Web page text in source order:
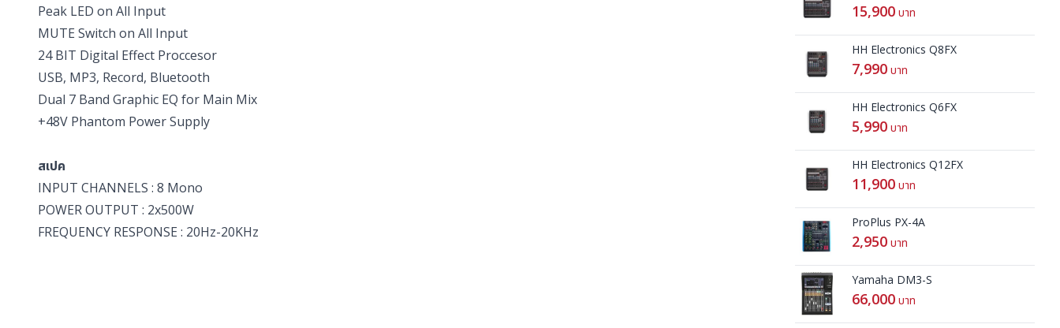
Peak LED on All Input
MUTE Switch on All Input
24 BIT Digital Effect Proccesor
USB, MP3, Record, Bluetooth
Dual 7 Band Graphic EQ for Main Mix
+48V Phantom Power Supply
สเปค
INPUT CHANNELS : 8 Mono
POWER OUTPUT : 2x500W
FREQUENCY RESPONSE : 20Hz-20KHz
15,900 บาท
HH Electronics Q8FX
7,990 บาท
HH Electronics Q6FX
5,990 บาท
HH Electronics Q12FX
11,900 บาท
ProPlus PX-4A
2,950 บาท
Yamaha DM3-S
66,000 บาท